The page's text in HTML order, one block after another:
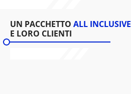
UN PACCHETTO ALL INCLUSIVE
E LORO CLIENTI